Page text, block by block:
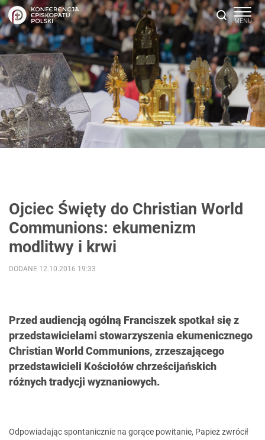
Ojciec Święty do Christian World
Communions: ekumenizm
modlitwy i krwi
Przed audiencją ogólną Franciszek spotkał się z
przedstawicielami stowarzyszenia ekumenicznego
Christian World Communions, zrzeszającego
przedstawicieli Kościołów chrześcijańskich
różnych tradycji wyznaniowych.
DODANE 12.10.2016 19:33
Odpowiadając spontanicznie na gorące powitanie, Papież zwrócił